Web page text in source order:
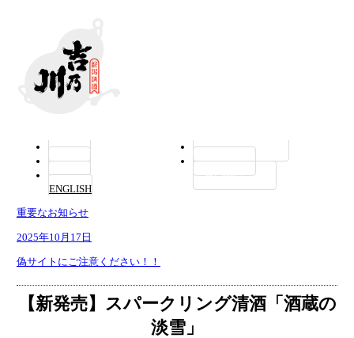
商品紹介
酒ミュージアム 醸蔵
会社概要
お問い合わせ
採用情報
お買い物はこちら
ENGLISH
重要なお知らせ
2025年10月17日
偽サイトにご注意ください！！
【新発売】スパークリング清酒「酒蔵の
淡雪」